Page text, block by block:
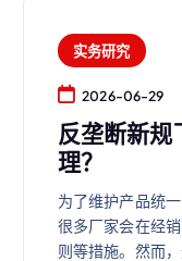
实务研究
2026-06-29
反垄断新规
理？
为了维护产品统
很多厂家会在经
则等措施。然而